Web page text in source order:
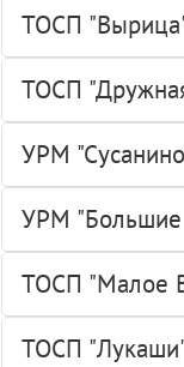
ТОСП
ТОСП
УРМ
УРМ "Большие
ТОСП "Малое
ТОСП